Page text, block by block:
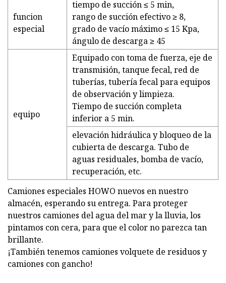
funcion
especial
tiempo de succión ≤ 5 min,
rango de succión efectivo ≥ 8,
grado de vacío máximo ≤ 15 Kpa,
ángulo de descarga ≥ 45
equipo
Equipado con toma de fuerza, eje de
transmisión, tanque fecal, red de
tuberías, tubería fecal para equipos
de observación y limpieza.
Tiempo de succión completa
inferior a 5 min.
elevación hidráulica y bloqueo de la
cubierta de descarga. Tubo de
aguas residuales, bomba de vacío,
recuperación, etc.
Camiones especiales HOWO nuevos en nuestro
almacén, esperando su entrega. Para proteger
nuestros camiones del agua del mar y la lluvia, los
pintamos con cera, para que el color no parezca tan
brillante.
¡También tenemos camiones volquete de residuos y
camiones con gancho!